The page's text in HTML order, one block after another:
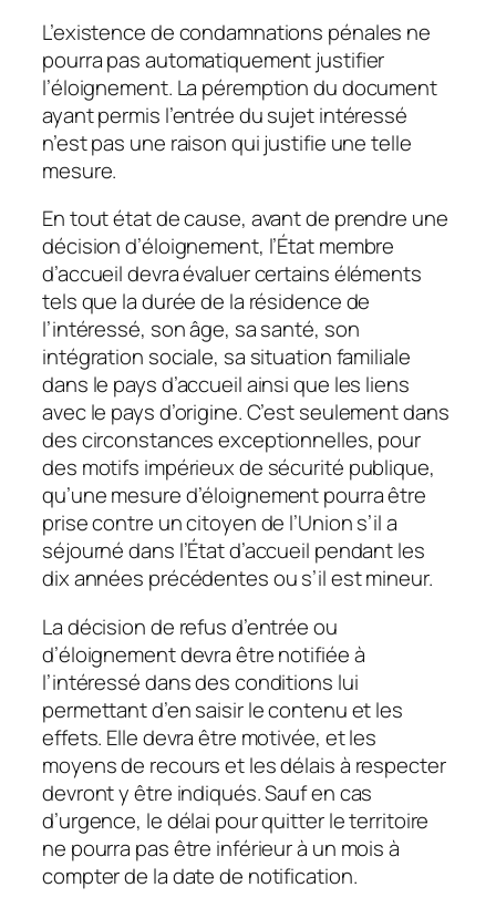
L’existence de condamnations pénales ne
pourra pas automatiquement justifier
l’éloignement. La péremption du document
ayant permis l’entrée du sujet intéressé
n’est pas une raison qui justifie une telle
mesure.
En tout état de cause, avant de prendre une
décision d’éloignement, l’État membre
d’accueil devra évaluer certains éléments
tels que la durée de la résidence de
l’intéressé, son âge, sa santé, son
intégration sociale, sa situation familiale
dans le pays d’accueil ainsi que les liens
avec le pays d’origine. C’est seulement dans
des circonstances exceptionnelles, pour
des motifs impérieux de sécurité publique,
qu’une mesure d’éloignement pourra être
prise contre un citoyen de l’Union s’il a
séjourné dans l’État d’accueil pendant les
dix années précédentes ou s’il est mineur.
La décision de refus d’entrée ou
d’éloignement devra être notifiée à
l’intéressé dans des conditions lui
permettant d’en saisir le contenu et les
effets. Elle devra être motivée, et les
moyens de recours et les délais à respecter
devront y être indiqués. Sauf en cas
d’urgence, le délai pour quitter le territoire
ne pourra pas être inférieur à un mois à
compter de la date de notification.